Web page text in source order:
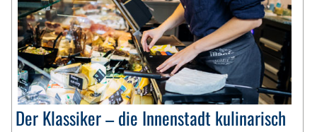
Der Klassiker – die Innenstadt kulinarisch